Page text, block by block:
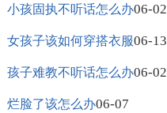
小孩固执不听话怎么办06-02
女孩子该如何穿搭衣服06-13
孩子难教不听话怎么办06-02
烂脸了该怎么办06-07